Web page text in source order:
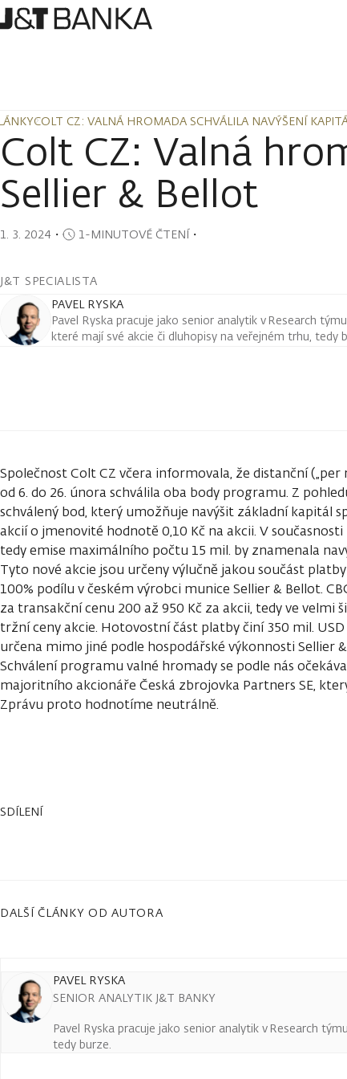
COLT CZ: VALNÁ HROMADA SCHVÁLILA NAVÝŠENÍ
COLT CZ: VALNÁ HROMADA SCHVÁLILA NAVÝŠENÍ
Colt CZ: Valná
Sellier & Bellot
1. 3. 2024 ・ 1-MINUTOVÉ ČTENÍ・
J&T SPECIALISTA
PAVEL RYSKA
Pavel Ryska pracuje jako senior analytik v Research
které mají své akcie či dluhopisy na veřejném trhu, tedy
Společnost Colt CZ včera informovala, že distanční
od 6. do 26. února schválila oba body programu. Z
schválený bod, který umožňuje navýšit základní kapitál
akcií o jmenovité hodnotě 0,10 Kč na akcii. V současnosti
tedy emise maximálního počtu 15 mil. by znamenala
Tyto nové akcie jsou určeny výlučně jakou součást
100% podílu v českém výrobci munice Sellier & Bellot.
za transakční cenu 200 až 950 Kč za akcii, tedy ve velmi
tržní ceny akcie. Hotovostní část platby činí 350 mil.
určena mimo jiné podle hospodářské výkonnosti Sellier
Schválení programu valné hromady se podle nás
majoritního akcionáře Česká zbrojovka Partners SE,
Zprávu proto hodnotíme neutrálně.
SDÍLENÍ
DALŠÍ ČLÁNKY OD AUTORA
PAVEL RYSKA
SENIOR ANALYTIK J&T BANKY
Pavel Ryska pracuje jako senior analytik v Research
tedy burze.